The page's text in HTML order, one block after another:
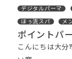
デジタルパーマ
ほぅ流スパ
メ
ポイントパ
こんにちは大